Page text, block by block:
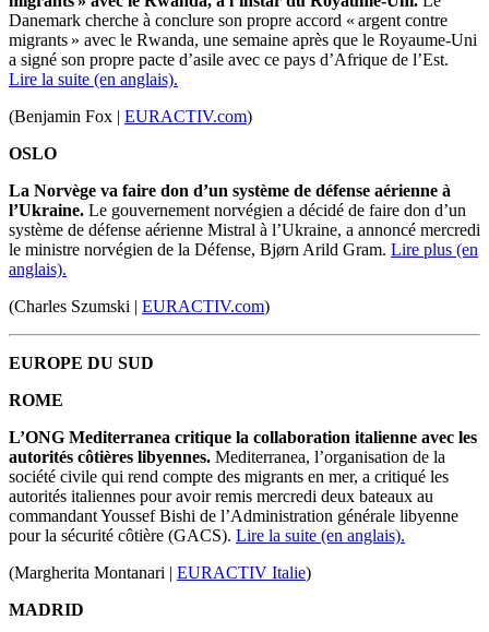
Danemark cherche à conclure son propre accord « argent contre
migrants » avec le Rwanda, une semaine après que le Royaume-Uni
a signé son propre pacte d’asile avec ce pays d’Afrique de l’Est.
Lire la suite (en anglais).
(Benjamin Fox | EURACTIV.com)
OSLO
La Norvège va faire don d’un système de défense aérienne à
l’Ukraine. Le gouvernement norvégien a décidé de faire don d’un
système de défense aérienne Mistral à l’Ukraine, a annoncé mercredi
le ministre norvégien de la Défense, Bjørn Arild Gram. Lire plus (en
anglais).
(Charles Szumski | EURACTIV.com)
EUROPE DU SUD
ROME
L’ONG Mediterranea critique la collaboration italienne avec les
autorités côtières libyennes. Mediterranea, l’organisation de la
société civile qui rend compte des migrants en mer, a critiqué les
autorités italiennes pour avoir remis mercredi deux bateaux au
commandant Youssef Bishi de l’Administration générale libyenne
pour la sécurité côtière (GACS). Lire la suite (en anglais).
(Margherita Montanari | EURACTIV Italie)
MADRID